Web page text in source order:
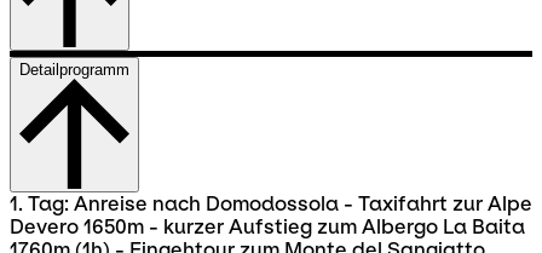
Detailprogramm
1. Tag: Anreise nach Domodossola - Taxifahrt zur Alpe
Devero 1650m - kurzer Aufstieg zum Albergo La Baita